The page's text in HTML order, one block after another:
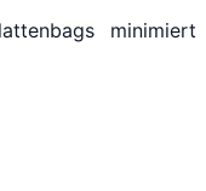
minimiert